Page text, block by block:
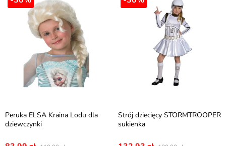
Peruka ELSA Kraina Lodu dla
dziewczynki
Strój dziecięcy STORMTROOPER
sukienka